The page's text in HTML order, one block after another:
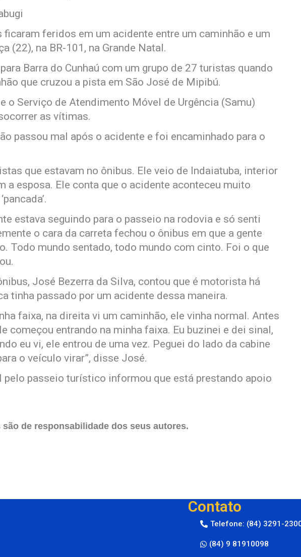
feridos em um acidente entre um caminhão e um
(22), na BR-101, na Grande Natal.
Barra do Cunhaú com um grupo de 27 turistas quando
que cruzou a pista em São José de Mipibú.
o Serviço de Atendimento Móvel de Urgência (Samu)
as vítimas.
passou mal após o acidente e foi encaminhado para o
que estavam no ônibus. Ele veio de Indaiatuba, interior
a esposa. Ele conta que o acidente aconteceu muito
estava seguindo para o passeio na rodovia e só senti
o cara da carreta fechou o ônibus em que a gente
Todo mundo sentado, todo mundo com cinto. Foi o que
José Bezerra da Silva, contou que é motorista há
tinha passado por um acidente dessa maneira.
faixa, na direita vi um caminhão, ele vinha normal. Antes
começou entrando na minha faixa. Eu buzinei e dei sinal,
eu vi, ele entrou de uma vez. Peguei do lado da cabine
o veículo virar”, disse José.
pelo passeio turístico informou que está prestando apoio
de responsabilidade dos seus autores.
Contato
Telefone: (84) 3291-
(84) 9 81910098